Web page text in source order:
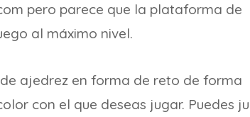
pero parece que la plataforma de
al máximo nivel.
ajedrez en forma de reto de forma
con el que deseas jugar. Puedes